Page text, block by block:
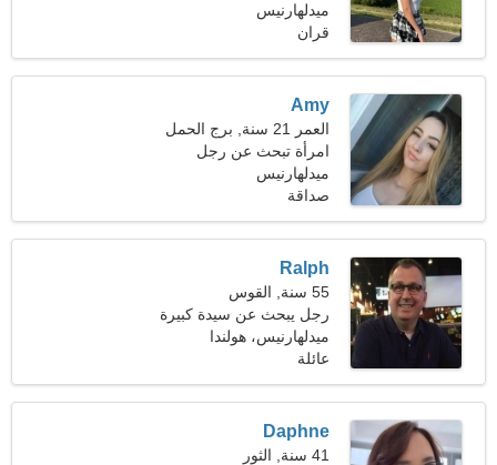
عاطفية
ميدلهارنيس
قران
Amy
العمر 21 سنة, برج الحمل
امرأة تبحث عن رجل
ميدلهارنيس
صداقة
Ralph
55 سنة, القوس
رجل يبحث عن سيدة كبيرة
ميدلهارنيس، هولندا
عائلة
Daphne
41 سنة, الثور